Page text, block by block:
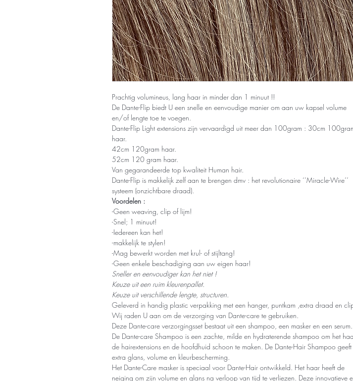
Prachtig volumineus, lang haar in minder dan 1 minuut !!
De Dante-Flip biedt U een snelle en eenvoudige manier om aan uw kapsel volume
en/of lengte toe te voegen.
Dante-Flip Light extensions zijn vervaardigd uit meer dan 100gram : 30cm
haar.
42cm 120gram haar.
52cm 120 gram haar.
Van gegarandeerde top kwaliteit Human hair.
Dante-Flip is makkelijk zelf aan te brengen dmv : het revolutionaire ‘’Miracle-Wire’’
systeem (onzichtbare draad).
Voordelen :
-Geen weaving, clip of lijm!
-Snel; 1 minuut!
-Iedereen kan het!
-makkelijk te stylen!
-Mag bewerkt worden met krul- of stijltang!
-Geen enkele beschadiging aan uw eigen haar!
Sneller en eenvoudiger kan het niet !
Keuze uit een ruim kleurenpallet.
Keuze uit verschillende lengte, structuren.
Geleverd in handig plastic verpakking met een hanger, puntkam ,extra draad en
Wij raden U aan om de verzorging van Dante-care te gebruiken.
Deze Dante-care verzorgingsset bestaat uit een shampoo, een masker en een serum.
De Dante-care Shampoo is een zachte, milde en hydraterende shampoo om het
de hairextensions en de hoofdhuid schoon te maken. De Dante-Hair Shampoo geeft
extra glans, volume en kleurbescherming.
Het Dante-Care masker is speciaal voor Dante-Hair ontwikkeld. Het haar heeft de
neiging om zijn volume en glans na verloop van tijd te verliezen. Deze innovatieve